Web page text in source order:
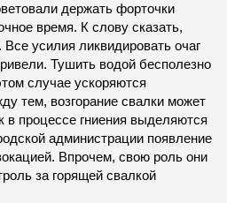
держать форточки
время. К слову сказать,
усилия ликвидировать очаг
Тушить водой бесполезно
случае ускоряются
тем, возгорание свалки может
в процессе гниения выделяются
администрации появление
Впрочем, свою роль они
за горящей свалкой